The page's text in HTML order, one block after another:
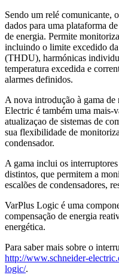
Sendo um relé comunicante,
dados para uma plataforma
de energia. Permite
incluindo o limite excedido
(THDU), harmónicas
temperatura excedida e
alarmes definidos.
A nova introdução à gama
Electric é também uma mais-
atualizaçao de sistemas de
sua flexibilidade de
condensador.
A gama inclui os
distintos, que permitem a
escalões de condensadores,
VarPlus Logic é uma
compensação de energia
energética.
Para saber mais sobre o
http://www.schneider-
logic/.